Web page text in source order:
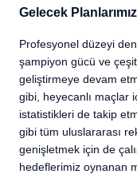
Gelecek Planlarımız
Profesyonel düzeyi
şampiyon gücü ve
geliştirmeye devam
gibi, heyecanlı maçlar
istatistikleri de takip
gibi tüm uluslararası
genişletmek için de
hedeflerimiz oynanan